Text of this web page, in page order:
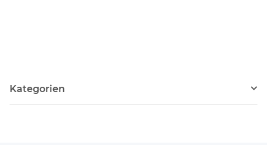
Kategorien